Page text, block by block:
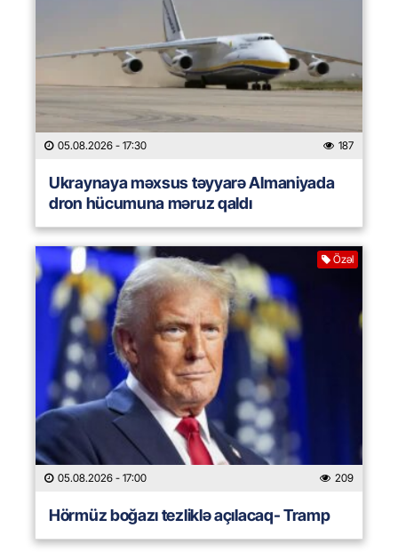
05.08.2026 - 17:30 187
Ukraynaya məxsus təyyarə Almaniyada
dron hücumuna məruz qaldı
Özəl
05.08.2026 - 17:00 209
Hörmüz boğazı tezliklə açılacaq- Tramp